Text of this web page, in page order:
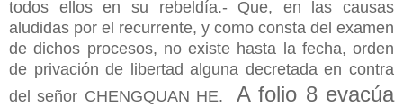
todos ellos en su rebeldía.- Que, en las causas
aludidas por el recurrente, y como consta del examen
de dichos procesos, no existe hasta la fecha, orden
de privación de libertad alguna decretada en contra
del señor CHENGQUAN HE. A folio 8 evacúa